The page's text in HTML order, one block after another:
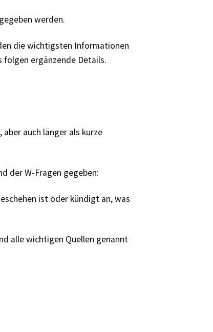
werden.
die wichtigsten Informationen
ergänzende Details.
auch länger als kurze
der W-Fragen gegeben:
ist oder kündigt an, was
alle wichtigen Quellen genannt